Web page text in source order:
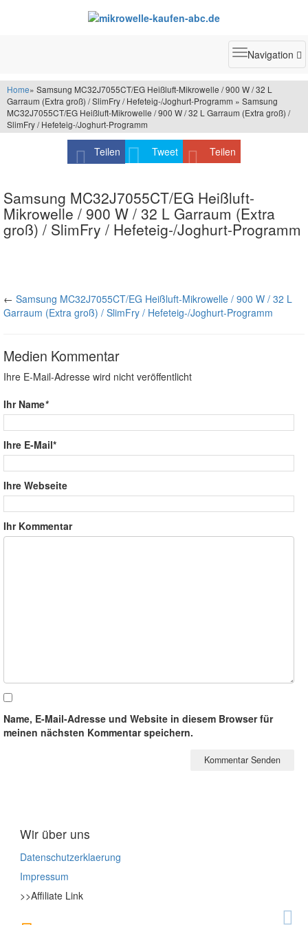
Toggle
Navigation
Home» Samsung MC32J7055CT/EG Heißluft-Mikrowelle / 900 W / 32 L
Garraum (Extra groß) / SlimFry / Hefeteig-/Joghurt-Programm » Samsung
MC32J7055CT/EG Heißluft-Mikrowelle / 900 W / 32 L Garraum (Extra groß) /
SlimFry / Hefeteig-/Joghurt-Programm
Teilen Tweet Teilen
Samsung MC32J7055CT/EG Heißluft-
Mikrowelle / 900 W / 32 L Garraum (Extra
groß) / SlimFry / Hefeteig-/Joghurt-Programm
← Samsung MC32J7055CT/EG Heißluft-Mikrowelle / 900 W / 32 L
Garraum (Extra groß) / SlimFry / Hefeteig-/Joghurt-Programm
Medien Kommentar
Ihre E-Mail-Adresse wird nicht veröffentlicht
Ihr Name*
Ihre E-Mail*
Ihre Webseite
Ihr Kommentar
Name, E-Mail-Adresse und Website in diesem Browser für
meinen nächsten Kommentar speichern.
Wir über uns
Datenschutzerklaerung
Impressum
>>Affiliate Link